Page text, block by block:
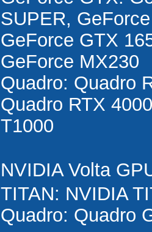
SUPER,
GeForce GTX
GeForce MX230
Quadro: Quadro
Quadro RTX
T1000
NVIDIA Volta
TITAN: NVIDIA
Quadro: Quadro